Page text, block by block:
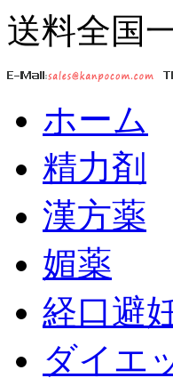
送料全国
ホーム
精力剤
漢方薬
媚薬
経口避
ダイエ